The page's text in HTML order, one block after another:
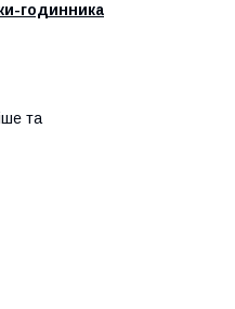
годинника
та